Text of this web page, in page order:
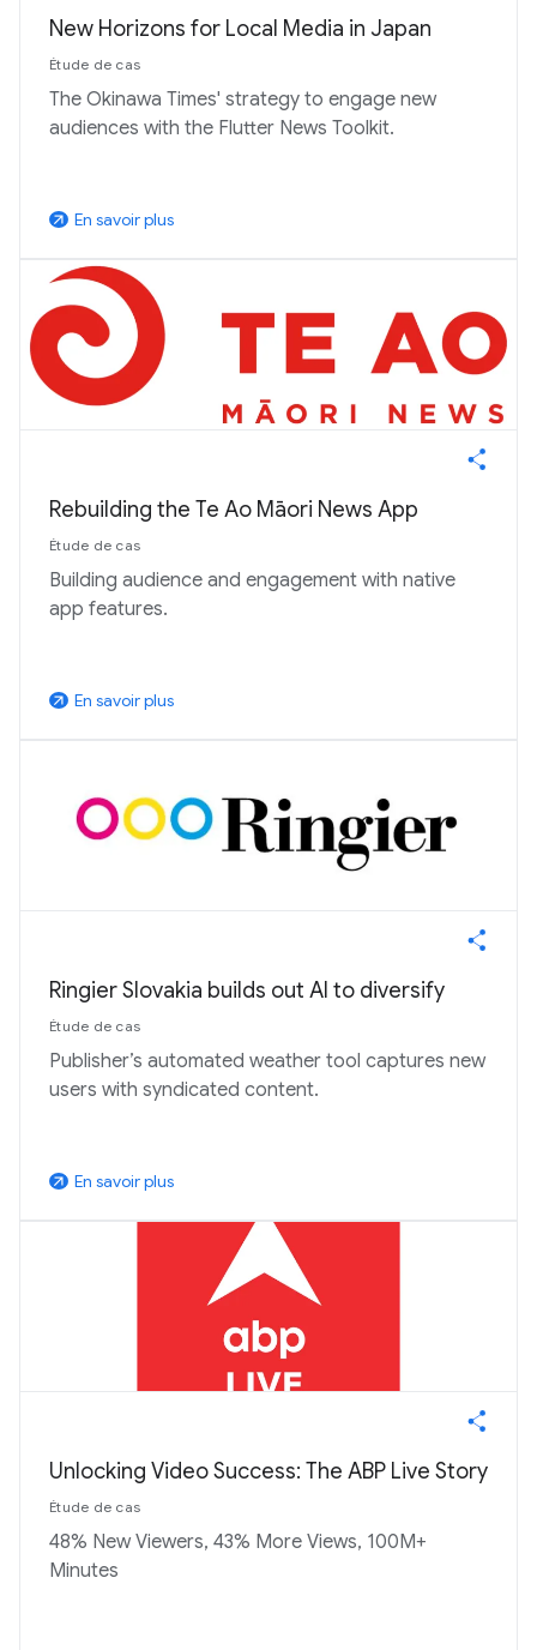
New Horizons for Local Media in Japan
Étude de cas
The Okinawa Times' strategy to engage new
audiences with the Flutter News Toolkit.
arrow_outward En savoir plus
Rebuilding the Te Ao Māori News App
Étude de cas
Building audience and engagement with native
app features.
arrow_outward En savoir plus
Ringier Slovakia builds out AI to diversify
Étude de cas
Publisher’s automated weather tool captures new
users with syndicated content.
arrow_outward En savoir plus
Unlocking Video Success: The ABP Live Story
Étude de cas
48% New Viewers, 43% More Views, 100M+
Minutes